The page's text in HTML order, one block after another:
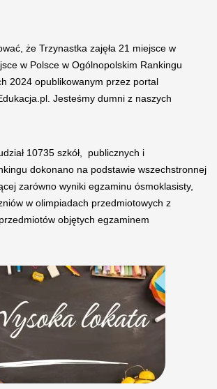
że Trzynastka zajęła 21 miejsce w
w Polsce w Ogólnopolskim Rankingu
2024 opublikowanym przez portal
Jesteśmy dumni z naszych
10735 szkół, publicznych i
dokonano na podstawie wszechstronnej
zarówno wyniki egzaminu ósmoklasisty,
w olimpiadach przedmiotowych z
objętych egzaminem